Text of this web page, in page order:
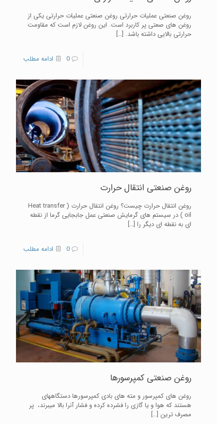
روغن صنعتی عملیات حرارتی روغن صنعتی عملیات حرارتی یکی از
روغن های صعتی پر کاربرد است. این روغن لازم است که مقاومت
حرارتی بالایی داشته باشد. […]
0 ادامه مطلب
روغن صنعتی انتقال حرارت
روغن انتقال حرارت چیست؟ روغن انتقال حرارت ( Heat transfer
oil ) در سیستم های گرمایش صنعتی عمل جابجایی گرما از نقطه
ای به نقطه ای دیگر را […]
0 ادامه مطلب
روغن صنعتی کمپرسورها
روغن های كمپرسور و مته های بادی کمپرسورها دستگاههای
هستند که هوا و یا گازی را فشرده کرده و فشار آنرا بالا میبرند، پر
مصرف ترین […]